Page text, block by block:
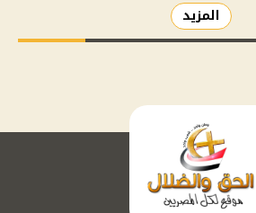
المزيد